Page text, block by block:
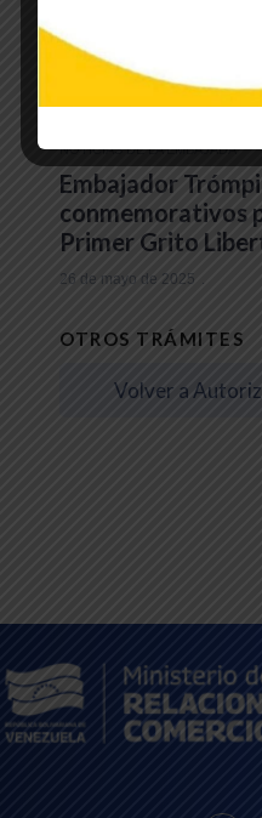
NOTICIAS DE LA EMBAJADA
Embajador
conmemorativos
Primer Grito
26 de mayo de 2025
OTROS TRÁMITES
Volver a